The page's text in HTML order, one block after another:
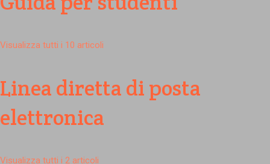
Visualizza tutti i 10 articoli
Linea diretta di posta
elettronica
Visualizza tutti i 2 articoli